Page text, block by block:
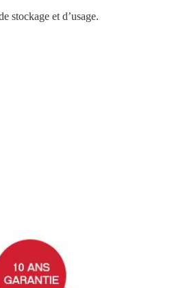
stockage et d’usage.